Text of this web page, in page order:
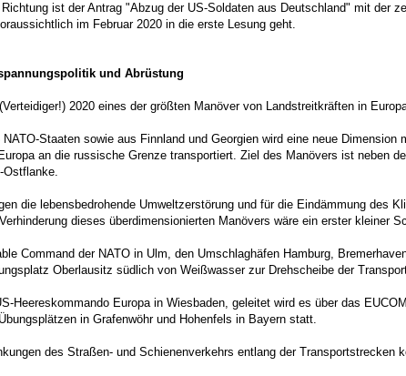
ist der Antrag "Abzug der US-Soldaten aus Deutschland" mit der
im Februar 2020 in die erste Lesung geht.
und Abrüstung
2020 eines der größten Manöver von Landstreitkräften in
Staaten sowie aus Finnland und Georgien wird eine neue
an die russische Grenze transportiert. Ziel des Manövers ist neben
Ostflanke.
die lebensbedrohende Umweltzerstörung und für die Eindämmung des
dieses überdimensionierten Manövers wäre ein erster kleiner
Command der NATO in Ulm, den Umschlaghäfen Hamburg,
Oberlausitz südlich von Weißwasser zur Drehscheibe der
Heereskommando Europa in Wiesbaden, geleitet wird es über das
in Grafenwöhr und Hohenfels in Bayern statt.
des Straßen- und Schienenverkehrs entlang der